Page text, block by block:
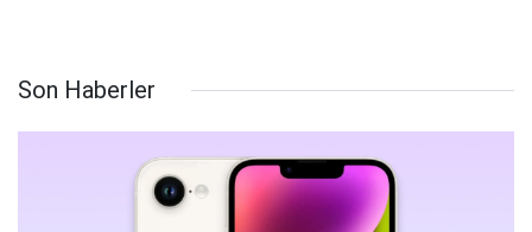
Son Haberler